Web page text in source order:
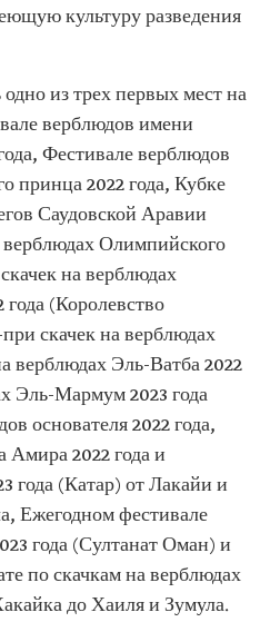
культуру разведения
из трех первых мест на
верблюдов имени
Фестивале верблюдов
принца 2022 года, Кубке
Саудовской Аравии
верблюдах Олимпийского
на верблюдах
(Королевство
скачек на верблюдах
верблюдах Эль-Ватба 2022
Эль-Мармум 2023 года
основателя 2022 года,
Амира 2022 года и
года (Катар) от Лакайи и
Ежегодном фестивале
года (Султанат Оман) и
по скачкам на верблюдах
до Хаиля и Зумула.